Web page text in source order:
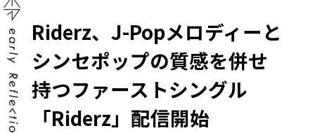
Riderz、J-Popメロディーと
シンセポップの質感を併せ
持つファーストシングル
「Riderz」配信開始